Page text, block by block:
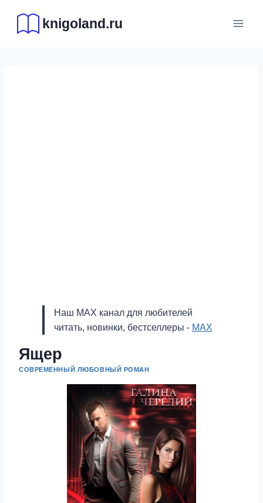
содержимому
knigoland.ru
Наш MAX канал для любителей
читать, новинки, бестселлеры - MAX
Ящер
СОВРЕМЕННЫЙ ЛЮБОВНЫЙ РОМАН